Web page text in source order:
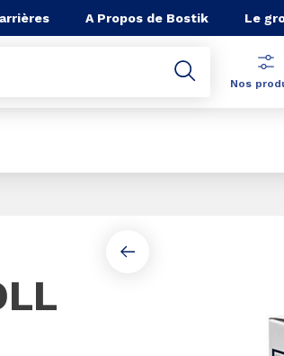
A Propos de Bostik Le
Nos